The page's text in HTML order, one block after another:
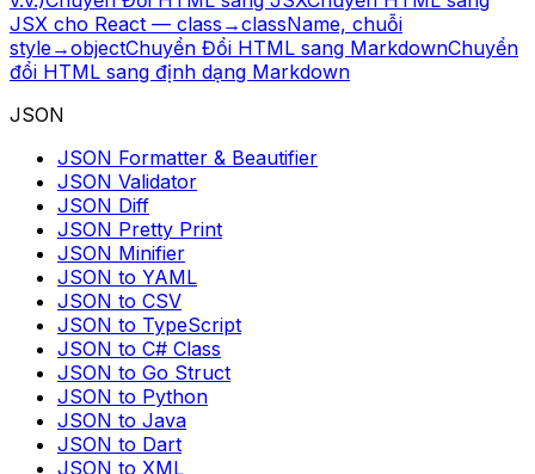
JSX cho React — class→className, chuỗi
style→objectChuyển Đổi HTML sang MarkdownChuyển
đổi HTML sang định dạng Markdown
JSON
JSON Formatter & Beautifier
JSON Validator
JSON Diff
JSON Pretty Print
JSON Minifier
JSON to YAML
JSON to CSV
JSON to TypeScript
JSON to C# Class
JSON to Go Struct
JSON to Python
JSON to Java
JSON to Dart
JSON to XML